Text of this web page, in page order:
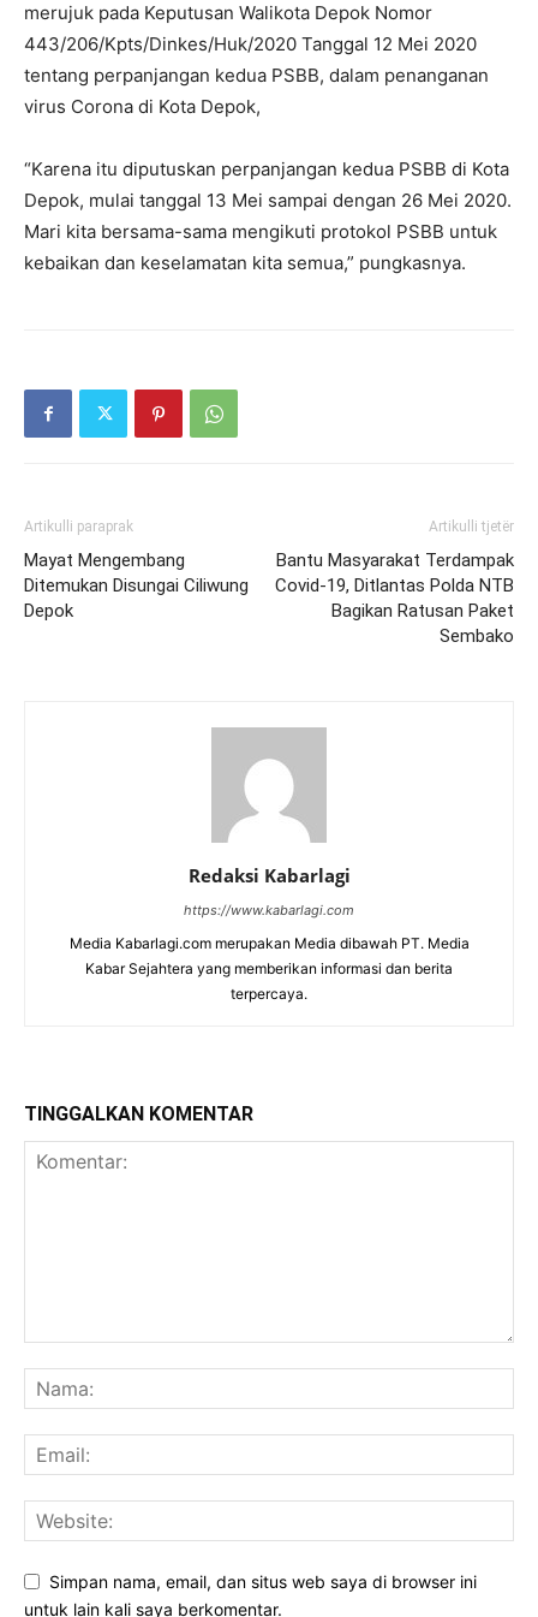
merujuk pada Keputusan Walikota Depok Nomor
443/206/Kpts/Dinkes/Huk/2020 Tanggal 12 Mei 2020
tentang perpanjangan kedua PSBB, dalam penanganan
virus Corona di Kota Depok,
“Karena itu diputuskan perpanjangan kedua PSBB di Kota
Depok, mulai tanggal 13 Mei sampai dengan 26 Mei 2020.
Mari kita bersama-sama mengikuti protokol PSBB untuk
kebaikan dan keselamatan kita semua,” pungkasnya.
Artikulli paraprak
Mayat Mengembang
Ditemukan Disungai Ciliwung
Depok
Artikulli tjetër
Bantu Masyarakat Terdampak
Covid-19, Ditlantas Polda NTB
Bagikan Ratusan Paket
Sembako
Redaksi Kabarlagi
https://www.kabarlagi.com
Media Kabarlagi.com merupakan Media dibawah PT. Media
Kabar Sejahtera yang memberikan informasi dan berita
terpercaya.
TINGGALKAN KOMENTAR
Simpan nama, email, dan situs web saya di browser ini
untuk lain kali saya berkomentar.